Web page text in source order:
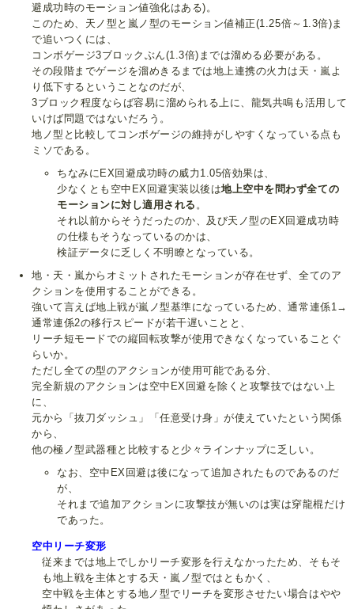
避成功時のモーション値強化はある)。
このため、天ノ型と嵐ノ型のモーション値補正(1.25倍～1.3倍)ま
で追いつくには、
コンボゲージ3ブロックぶん(1.3倍)までは溜める必要がある。
その段階までゲージを溜めきるまでは地上連携の火力は天・嵐よ
り低下するということなのだが、
3ブロック程度ならば容易に溜められる上に、龍気共鳴も活用して
いけば問題ではないだろう。
地ノ型と比較してコンボゲージの維持がしやすくなっている点も
ミソである。
ちなみにEX回避成功時の威力1.05倍効果は、
少なくとも空中EX回避実装以後は地上空中を問わず全ての
モーションに対し適用される 。
それ以前からそうだったのか、及び天ノ型のEX回避成功時
の仕様もそうなっているのかは、
検証データに乏しく不明瞭となっている。
地・天・嵐からオミットされたモーションが存在せず、全てのア
クションを使用することができる。
強いて言えば地上戦が嵐ノ型基準になっているため、通常連係1→
通常連係2の移行スピードが若干遅いことと、
リーチ短モードでの縦回転攻撃が使用できなくなっていることぐ
らいか。
ただし全ての型のアクションが使用可能である分、
完全新規のアクションは空中EX回避を除くと攻撃技ではない上
に、
元から「抜刀ダッシュ」「任意受け身」が使えていたという関係
から、
他の極ノ型武器種と比較すると少々ラインナップに乏しい。
なお、空中EX回避は後になって追加されたものであるのだ
が、
それまで追加アクションに攻撃技が無いのは実は穿龍棍だけ
であった。
空中リーチ変形
従来までは地上でしかリーチ変形を行えなかったため、そもそ
も地上戦を主体とする天・嵐ノ型ではともかく、
空中戦を主体とする地ノ型でリーチを変形させたい場合はやや